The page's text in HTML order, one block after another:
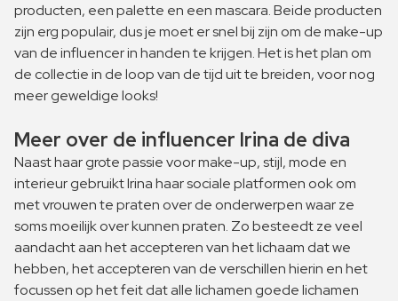
producten, een palette en een mascara. Beide producten
zijn erg populair, dus je moet er snel bij zijn om de make-up
van de influencer in handen te krijgen. Het is het plan om
de collectie in de loop van de tijd uit te breiden, voor nog
meer geweldige looks!
Meer over de influencer Irina de diva
Naast haar grote passie voor make-up, stijl, mode en
interieur gebruikt Irina haar sociale platformen ook om
met vrouwen te praten over de onderwerpen waar ze
soms moeilijk over kunnen praten. Zo besteedt ze veel
aandacht aan het accepteren van het lichaam dat we
hebben, het accepteren van de verschillen hierin en het
focussen op het feit dat alle lichamen goede lichamen